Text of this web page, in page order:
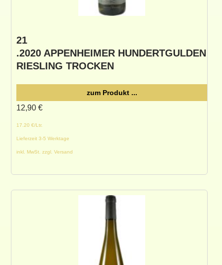
21
.2020 APPENHEIMER HUNDERTGULDEN
RIESLING TROCKEN
17.20 €/Ltr.
Lieferzeit 3-5 Werktage
inkl. MwSt. zzgl. Versand
12,90 €
zum Produkt ...